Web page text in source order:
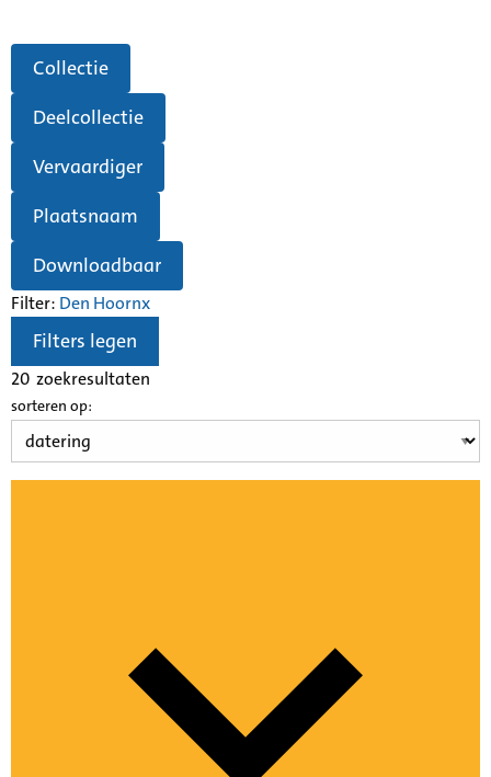
Collectie
Deelcollectie
Vervaardiger
Plaatsnaam
Downloadbaar
Filter: Den Hoornx
Filters legen
20 zoekresultaten
sorteren op: